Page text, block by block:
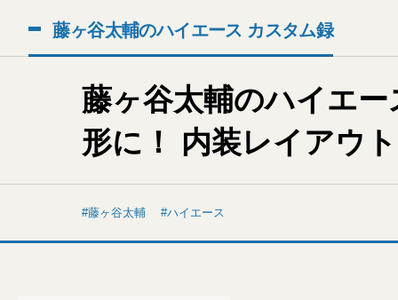
藤ヶ谷太輔のハイエース カスタム録
藤ヶ谷太輔のハイエ
形に！ 内装レイアウ
藤ヶ谷太輔 ハイエース